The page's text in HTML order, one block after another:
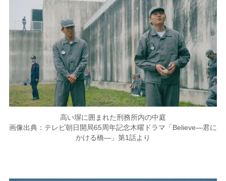
高い塀に囲まれた刑務所内の中庭
画像出典：テレビ朝日開局65周年記念木曜ドラマ「Believe―君に
かける橋―」第1話より